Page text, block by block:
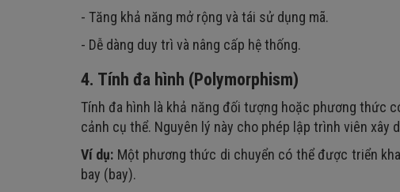
- Tăng khả năng mở rộng và tái sử dụng mã.
- Dễ dàng duy trì và nâng cấp hệ thống.
4. Tính đa hình (Polymorphism)
Tính đa hình là khả năng đối tượng hoặc phương thức
cảnh cụ thể. Nguyên lý này cho phép lập trình viên xây
Ví dụ: Một phương thức di chuyển có thể được triển
bay (bay).